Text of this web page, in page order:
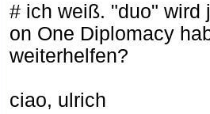
# ich weiß. "duo" wird
on One Diplomacy
weiterhelfen?
ciao, ulrich